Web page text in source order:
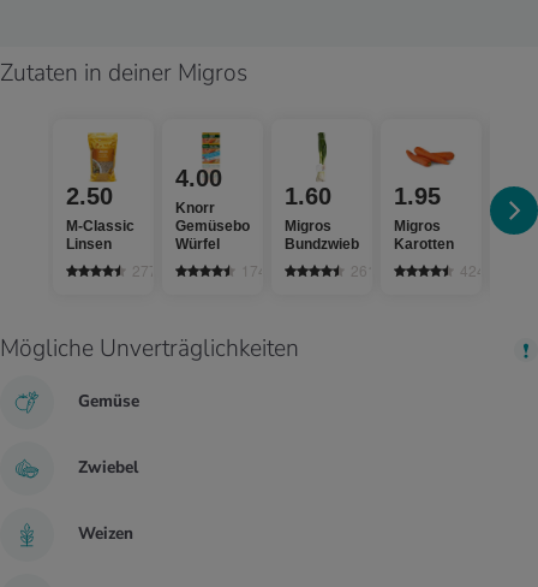
Zutaten in deiner Migros
2.50
M-Classic
Linsen
277
4.00
Knorr
Gemüsebouillon
Würfel
174
1.60
Migros
Bundzwiebeln
2613
1.95
Migros
Karotten
4248
Mögliche Unverträglichkeiten
Gemüse
Zwiebel
Weizen